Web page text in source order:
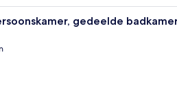
Een moderne hotelkamer
gedeelde